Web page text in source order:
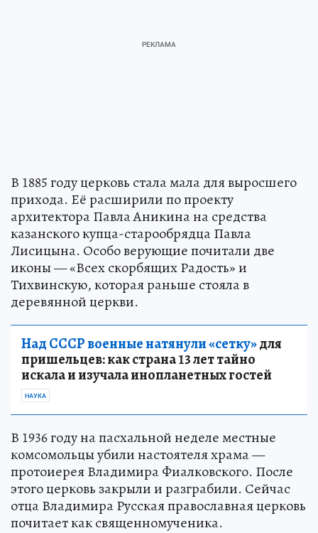
В 1885 году церковь стала мала для выросшего
прихода. Её расширили по проекту
архитектора Павла Аникина на средства
казанского купца-старообрядца Павла
Лисицына. Особо верующие почитали две
иконы — «Всех скорбящих Радость» и
Тихвинскую, которая раньше стояла в
деревянной церкви.
Над СССР военные натянули «сетку»для
пришельцев: как страна 13 лет тайно
искала и изучала инопланетных гостей
НАУКА
В 1936 году на пасхальной неделе местные
комсомольцы убили настоятеля храма —
протоиерея Владимира Фиалковского. После
этого церковь закрыли и разграбили. Сейчас
отца Владимира Русская православная церковь
почитает как священномученика.